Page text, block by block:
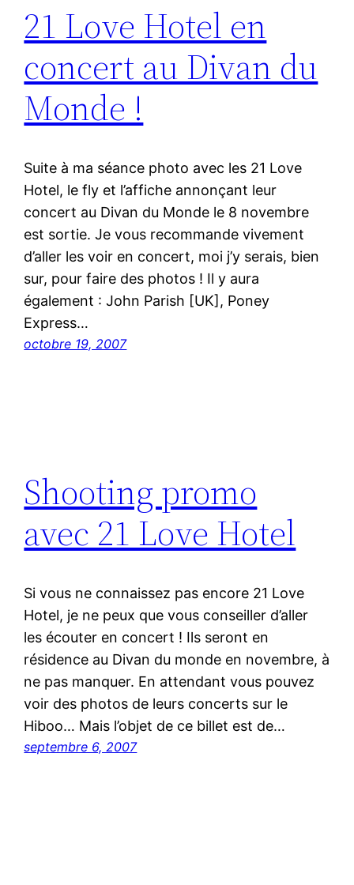
21 Love Hotel en
concert au Divan du
Monde !
Suite à ma séance photo avec les 21 Love
Hotel, le fly et l’affiche annonçant leur
concert au Divan du Monde le 8 novembre
est sortie. Je vous recommande vivement
d’aller les voir en concert, moi j’y serais, bien
sur, pour faire des photos ! Il y aura
également : John Parish [UK], Poney
Express…
octobre 19, 2007
Shooting promo
avec 21 Love Hotel
Si vous ne connaissez pas encore 21 Love
Hotel, je ne peux que vous conseiller d’aller
les écouter en concert ! Ils seront en
résidence au Divan du monde en novembre, à
ne pas manquer. En attendant vous pouvez
voir des photos de leurs concerts sur le
Hiboo… Mais l’objet de ce billet est de…
septembre 6, 2007